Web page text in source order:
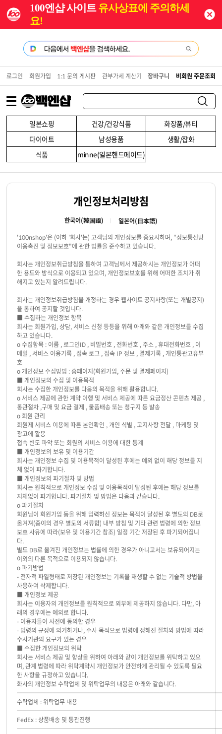
100엔샵 사이트유사상표에 주의하세
요!
일본쇼핑 건강/건강식품
화장품/뷰티
다이어트
남성용품
생활/잡화
식품
minne(일본핸드메이드)
로그인 회원가입 1:1 문의 게시판 관부가세 계산기 장바구니 비회원 주문조회
개인정보처리방침
한국어(韓国語)
일본어(日本語)
'100nshop'은 (이하 '회사'는) 고객님의 개인정보를 중요시하며, "정보통신망
이용촉진 및 정보보호"에 관한 법률을 준수하고 있습니다.
회사는 개인정보취급방침을 통하여 고객님께서 제공하시는 개인정보가 어떠
한 용도와 방식으로 이용되고 있으며, 개인정보보호를 위해 어떠한 조치가 취
해지고 있는지 알려드립니다.
회사는 개인정보취급방침을 개정하는 경우 웹사이트 공지사항(또는 개별공지)
을 통하여 공지할 것입니다.
■ 수집하는 개인정보 항목
회사는 회원가입, 상담, 서비스 신청 등등을 위해 아래와 같은 개인정보를 수집
하고 있습니다.
ο 수집항목 : 이름 , 로그인ID , 비밀번호 , 전화번호 , 주소 , 휴대전화번호 , 이
메일 , 서비스 이용기록 , 접속 로그 , 접속 IP 정보 , 결제기록 , 개인통관고유부
호
ο 개인정보 수집방법 : 홈페이지(회원가입, 주문 및 결제페이지)
■ 개인정보의 수집 및 이용목적
회사는 수집한 개인정보를 다음의 목적을 위해 활용합니다.
ο 서비스 제공에 관한 계약 이행 및 서비스 제공에 따른 요금정산 콘텐츠 제공 ,
통관절차 ,구매 및 요금 결제 , 물품배송 또는 청구지 등 발송
ο 회원 관리
회원제 서비스 이용에 따른 본인확인 , 개인 식별 , 고지사항 전달 , 마케팅 및
광고에 활용
접속 빈도 파악 또는 회원의 서비스 이용에 대한 통계
■ 개인정보의 보유 및 이용기간
회사는 개인정보 수집 및 이용목적이 달성된 후에는 예외 없이 해당 정보를 지
체 없이 파기합니다.
■ 개인정보의 파기절차 및 방법
회사는 원칙적으로 개인정보 수집 및 이용목적이 달성된 후에는 해당 정보를
지체없이 파기합니다. 파기절차 및 방법은 다음과 같습니다.
ο 파기절차
회원님이 회원가입 등을 위해 입력하신 정보는 목적이 달성된 후 별도의 DB로
옮겨져(종이의 경우 별도의 서류함) 내부 방침 및 기타 관련 법령에 의한 정보
보호 사유에 따라(보유 및 이용기간 참조) 일정 기간 저장된 후 파기되어집니
다.
별도 DB로 옮겨진 개인정보는 법률에 의한 경우가 아니고서는 보유되어지는
이외의 다른 목적으로 이용되지 않습니다.
ο 파기방법
- 전자적 파일형태로 저장된 개인정보는 기록을 재생할 수 없는 기술적 방법을
사용하여 삭제합니다.
■ 개인정보 제공
회사는 이용자의 개인정보를 원칙적으로 외부에 제공하지 않습니다. 다만, 아
래의 경우에는 예외로 합니다.
- 이용자들이 사전에 동의한 경우
- 법령의 규정에 의거하거나, 수사 목적으로 법령에 정해진 절차와 방법에 따라
수사기관의 요구가 있는 경우
■ 수집한 개인정보의 위탁
회사는 서비스 제공 및 향상을 위하여 아래와 같이 개인정보를 위탁하고 있으
며, 관계 법령에 따라 위탁계약시 개인정보가 안전하게 관리될 수 있도록 필요
한 사항을 규정하고 있습니다.
화사의 개인정보 수탁업체 및 위탁업무의 내용은 아래와 같습니다.
수탁업체 : 위탁업무 내용
FedEx : 상품배송 및 통관진행